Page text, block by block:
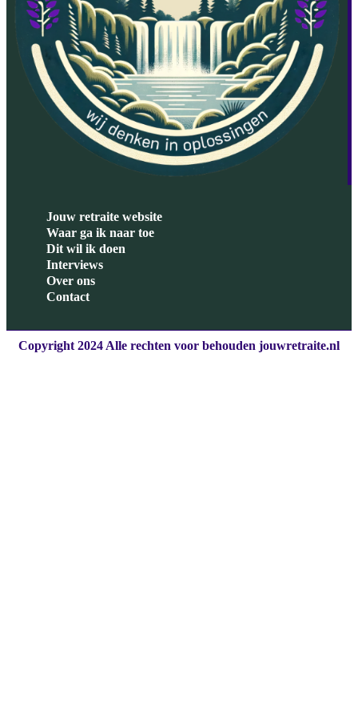
Jouw retraite website
Waar ga ik naar toe
Dit wil ik doen
Interviews
Over ons
Contact
Copyright 2024 Alle rechten voor behouden jouwretraite.nl